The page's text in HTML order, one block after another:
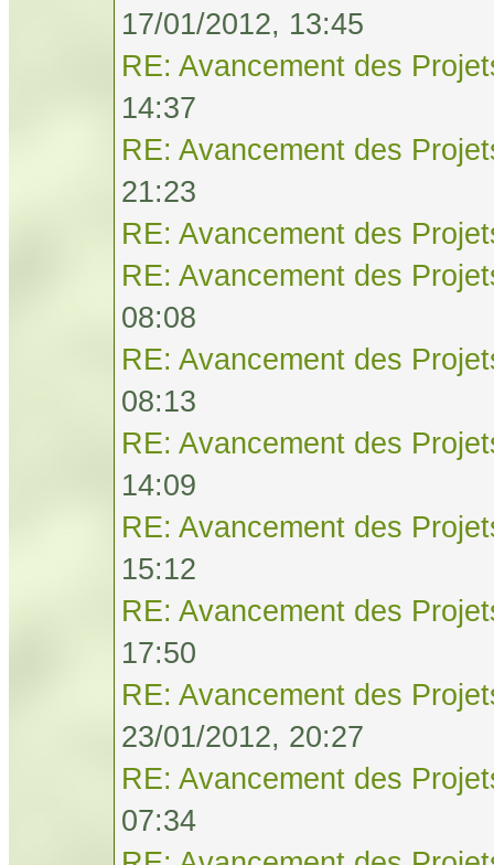
17/01/2012, 13:45
RE: Avancement des
14:37
RE: Avancement des
21:23
RE: Avancement des
RE: Avancement des
08:08
RE: Avancement des
08:13
RE: Avancement des
14:09
RE: Avancement des
15:12
RE: Avancement des
17:50
RE: Avancement des
23/01/2012, 20:27
RE: Avancement des
07:34